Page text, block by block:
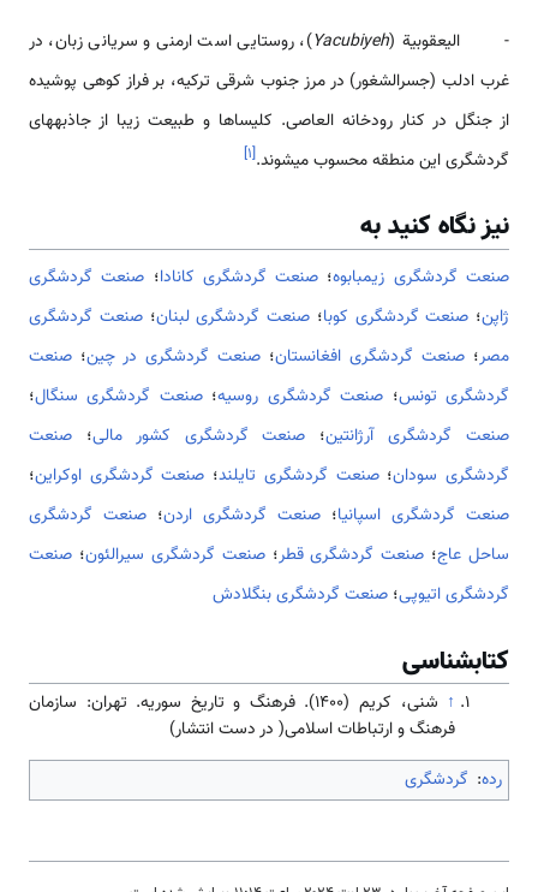
- اليعقوبية (Yacubiyeh)، روستایی است ارمنی و سریانی زبان، در
غرب ادلب (جسرالشغور) در مرز جنوب شرقی ترکیه، بر فراز کوهی پوشیده
از جنگل در کنار رودخانه العاصی. کلیساها و طبیعت زیبا از جاذبه­های
گردشگری این منطقه محسوب می­شوند.[۱]
نیز نگاه کنید به
صنعت گردشگری زیمبابوه؛ صنعت گردشگری کانادا؛ صنعت گردشگری
ژاپن؛ صنعت گردشگری کوبا؛ صنعت گردشگری لبنان؛صنعت گردشگری
مصر؛ صنعت گردشگری افغانستان؛ صنعت گردشگری در چین؛ صنعت
گردشگری تونس؛ صنعت گردشگری روسیه؛صنعت گردشگری سنگال؛
صنعت گردشگری آرژانتین؛ صنعت گردشگری کشور مالی؛ صنعت
گردشگری سودان؛صنعت گردشگری تایلند؛ صنعت گردشگری اوکراین؛
صنعت گردشگری اسپانیا؛ صنعت گردشگری اردن؛ صنعت گردشگری
ساحل عاج؛ صنعت گردشگری قطر؛صنعت گردشگری سیرالئون؛ صنعت
گردشگری اتیوپی؛ صنعت گردشگری بنگلادش
کتابشناسی
↑
شنی، کریم (۱۴۰۰). فرهنگ و تاریخ سوریه. تهران: سازمان
فرهنگ و ارتباطات اسلامی( در دست انتشار)
رده: گردشگری